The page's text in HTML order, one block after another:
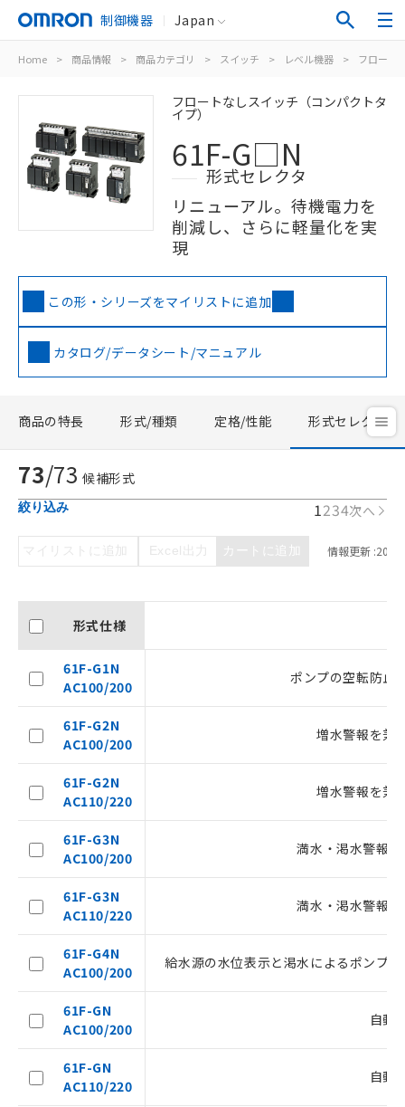
制御機器 Japan
Home > 商品情報 > 商品カテゴリ > スイッチ > レベル機器 > フロート
フロートなしスイッチ（コンパクトタ
イプ）
61F-G□N
形式セレクタ
リニューアル。待機電力を
削減し、さらに軽量化を実
現
この形・シリーズをマイリストに追加
カタログ/データシート/マニュアル
商品の特長 形式/種類 定格/性能 形式セレクタ
73/73 候補形式
絞り込み 1234次へ
マイリストに追加 Excel出力 カートに追加 情報更新 :
形式仕様
61F-G1N
AC100/200
ポンプの空転防止
61F-G2N
AC100/200
増水警報を兼
61F-G2N
AC110/220
増水警報を兼
61F-G3N
AC100/200
満水・渇水警報
61F-G3N
AC110/220
満水・渇水警報
61F-G4N
AC100/200
給水源の水位表示と渇水によるポンプ
61F-GN
AC100/200
自動
61F-GN
AC110/220
自動
ご利用条件
以下の条件をお読みいただき、同意のうえ
ご利用ください。